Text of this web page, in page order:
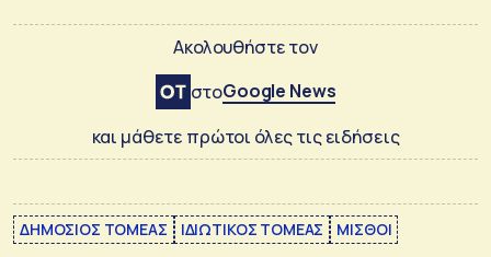
Ακολουθήστε τον
στοGoogle News
και μάθετε πρώτοι όλες τις ειδήσεις
ΔΗΜΟΣΙΟΣ ΤΟΜΕΑΣ ΙΔΙΩΤΙΚΟΣ ΤΟΜΕΑΣ ΜΙΣΘΟΙ